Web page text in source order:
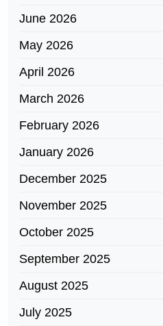
June 2026
May 2026
April 2026
March 2026
February 2026
January 2026
December 2025
November 2025
October 2025
September 2025
August 2025
July 2025